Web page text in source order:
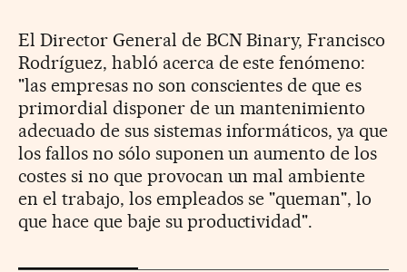
El Director General de BCN Binary, Francisco
Rodríguez, habló acerca de este fenómeno:
"las empresas no son conscientes de que es
primordial disponer de un mantenimiento
adecuado de sus sistemas informáticos, ya que
los fallos no sólo suponen un aumento de los
costes si no que provocan un mal ambiente
en el trabajo, los empleados se "queman", lo
que hace que baje su productividad".